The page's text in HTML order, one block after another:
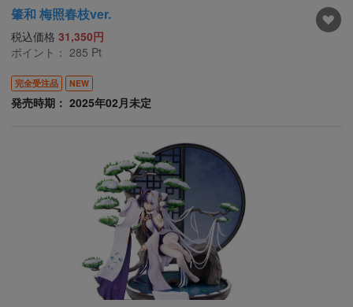
肇和 梅照春枝ver.
税込価格 31,350円
ポイント： 285 Pt
完全受注品 NEW
発売時期： 2025年02月未定